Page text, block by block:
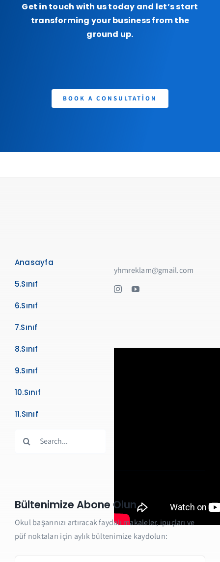
Get in touch with us today and let’s start
transforming your business from the
ground up.
BOOK A CONSULTATION
Anasayfa
5.Sınıf
6.Sınıf
7.Sınıf
8.Sınıf
9.Sınıf
10.Sınıf
11.Sınıf
yhmreklam@gmail.com
Bültenimize Abone Olun
Okul başarınızı artıracak faydalı makaleler, ipuçları ve
püf noktaları için aylık bültenimize kaydolun: